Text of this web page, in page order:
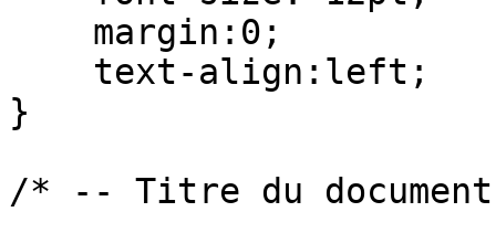
}
/* -- Titre du